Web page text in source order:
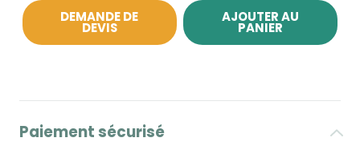
DEMANDE DE
DEVIS
AJOUTER AU
PANIER
Paiement sécurisé